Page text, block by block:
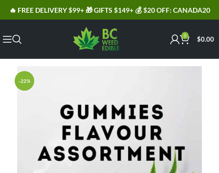
🔥 FREE DELIVERY $99+ 🎁 GIFTS $149+ 💰 $20 OFF: CANADA20
0 $0.00
-22%